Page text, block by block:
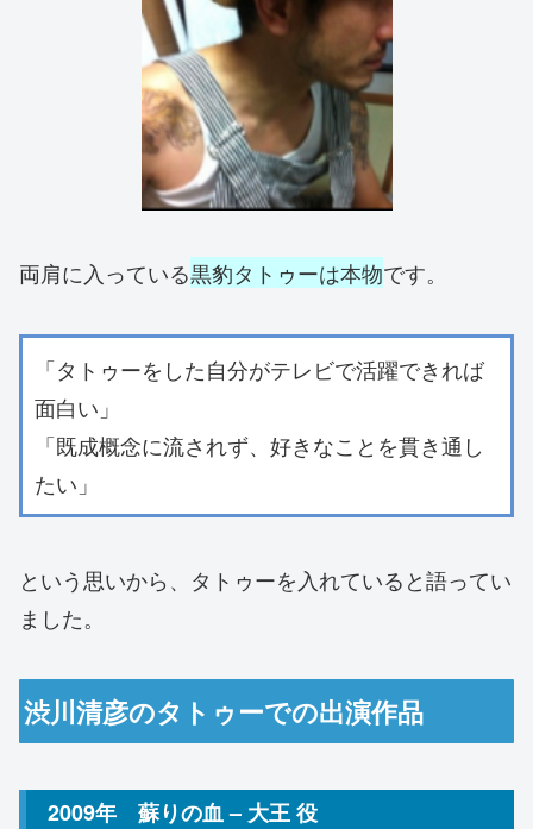
両肩に入っている黒豹タトゥーは本物です。
「タトゥーをした自分がテレビで活躍できれば
面白い」
「既成概念に流されず、好きなことを貫き通し
たい」
という思いから、タトゥーを入れていると語ってい
ました。
渋川清彦のタトゥーでの出演作品
2009年 蘇りの血 – 大王 役